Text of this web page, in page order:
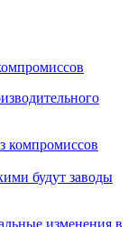
будут заводы
изменения в